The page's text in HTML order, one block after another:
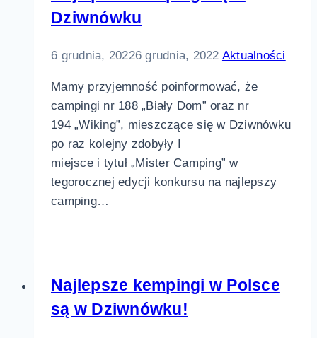
Dziwnówku
6 grudnia, 20226 grudnia, 2022 Aktualności
Mamy przyjemność poinformować, że
campingi nr 188 „Biały Dom” oraz nr
194 „Wiking”, mieszczące się w Dziwnówku
po raz kolejny zdobyły I
miejsce i tytuł „Mister Camping” w
tegorocznej edycji konkursu na najlepszy
camping…
Najlepsze kempingi w Polsce
są w Dziwnówku!